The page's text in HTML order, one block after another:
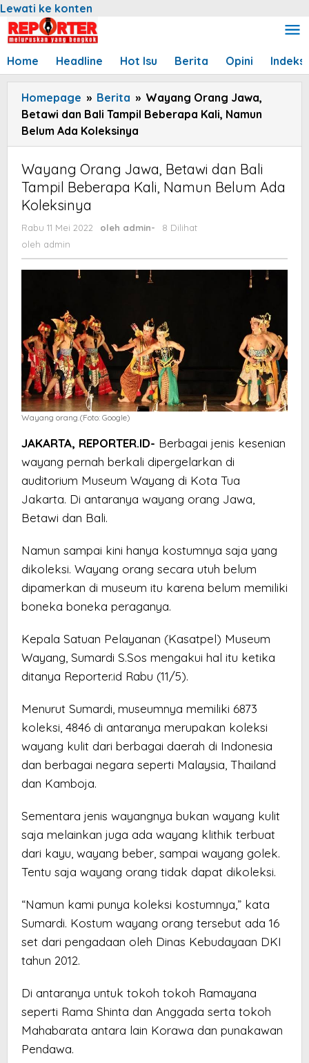
Lewati ke konten
Home Headline Hot Isu Berita Opini Indeks
Homepage » Berita » Wayang Orang Jawa,
Betawi dan Bali Tampil Beberapa Kali, Namun
Belum Ada Koleksinya
Wayang Orang Jawa, Betawi dan Bali
Tampil Beberapa Kali, Namun Belum Ada
Koleksinya
Rabu 11 Mei 2022 oleh admin-
8 Dilihat
oleh admin
Wayang orang.(Foto: Google)
JAKARTA, REPORTER.ID- Berbagai jenis kesenian
wayang pernah berkali dipergelarkan di
auditorium Museum Wayang di Kota Tua
Jakarta. Di antaranya wayang orang Jawa,
Betawi dan Bali.
Namun sampai kini hanya kostumnya saja yang
dikoleksi. Wayang orang secara utuh belum
dipamerkan di museum itu karena belum memiliki
boneka boneka peraganya.
Kepala Satuan Pelayanan (Kasatpel) Museum
Wayang, Sumardi S.Sos mengakui hal itu ketika
ditanya Reporter.id Rabu (11/5).
Menurut Sumardi, museumnya memiliki 6873
koleksi, 4846 di antaranya merupakan koleksi
wayang kulit dari berbagai daerah di Indonesia
dan berbagai negara seperti Malaysia, Thailand
dan Kamboja.
Sementara jenis wayangnya bukan wayang kulit
saja melainkan juga ada wayang klithik terbuat
dari kayu, wayang beber, sampai wayang golek.
Tentu saja wayang orang tidak dapat dikoleksi.
“Namun kami punya koleksi kostumnya,” kata
Sumardi. Kostum wayang orang tersebut ada 16
set dari pengadaan oleh Dinas Kebudayaan DKI
tahun 2012.
Di antaranya untuk tokoh tokoh Ramayana
seperti Rama Shinta dan Anggada serta tokoh
Mahabarata antara lain Korawa dan punakawan
Pendawa.